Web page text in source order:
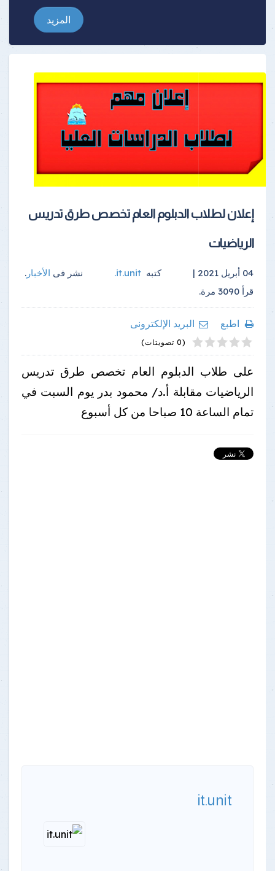
المزيد
إعلان لطلاب الدبلوم العام تخصص طرق تدريس
الرياضيات
04 أبريل 2021 | كتبه it.unit
. نشر فى الأخبار .
قرأ 3090 مرة.
اطبع
البريد الإلكترونى
1
2
3
4
5 (0 تصويتات)
على طلاب الدبلوم العام تخصص طرق تدريس
الرياضيات مقابلة أ.د/ محمود بدر يوم السبت في
تمام الساعة 10 صباحا من كل أسبوع
it.unit